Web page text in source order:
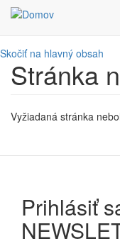
Skočiť na hlavný obsah
Stránka
Vyžiadaná stránka
Prihlásiť